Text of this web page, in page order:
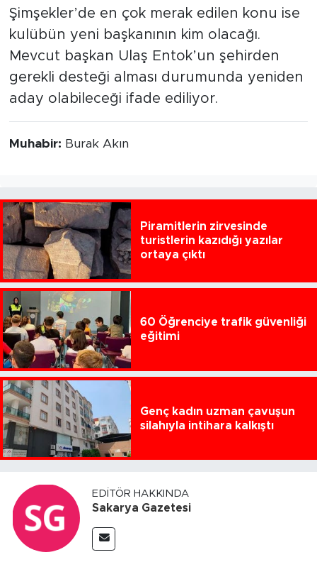
Şimşekler’de en çok merak edilen konu ise
kulübün yeni başkanının kim olacağı.
Mevcut başkan Ulaş Entok’un şehirden
gerekli desteği alması durumunda yeniden
aday olabileceği ifade ediliyor.
Muhabir: Burak Akın
Piramitlerin zirvesinde
turistlerin kazıdığı yazılar
ortaya çıktı
60 Öğrenciye trafik güvenliği
eğitimi
Genç kadın uzman çavuşun
silahıyla intihara kalkıştı
EDITÖR HAKKINDA
Sakarya Gazetesi